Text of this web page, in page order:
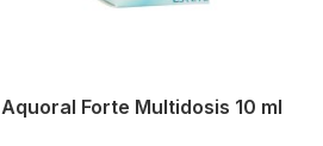
Aquoral Forte Multidosis 10 ml